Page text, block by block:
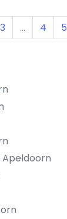
3 ... 4 5